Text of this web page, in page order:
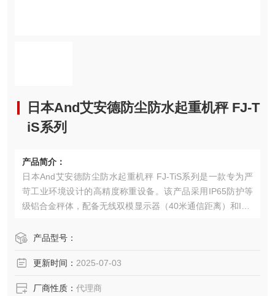
日本And艾安德防尘防水起重机秤 FJ-T
iS系列
产品简介：
日本And艾安德防尘防水起重机秤 FJ-TiS系列是一款专为严
苛工业环境设计的高精度称重设备。该产品采用IP65防护等
级铝合金秤体，配备无线双模显示器（40米通信距离）和ISD
雾、高温等恶劣条件下仍能保持±0.1%F.S.的精度，并通过JI
安全可靠的智能称重解决方案。
产品型号：
更新时间： 2025-07-03
厂商性质： 代理商